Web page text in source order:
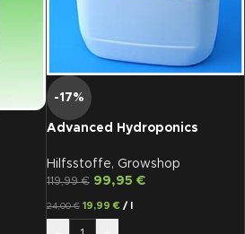
-17%
Advanced Hydroponics
Hilfsstoffe, Growshop
119,99€ 99,95 €
24,00€ 19,99€/